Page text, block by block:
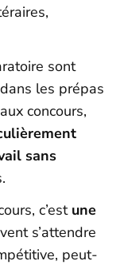
sont
les prépas
concours,
sans
c’est une
s’attendre
peut-